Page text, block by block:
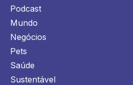
Podcast
Mundo
Negócios
Pets
Saúde
Sustentável